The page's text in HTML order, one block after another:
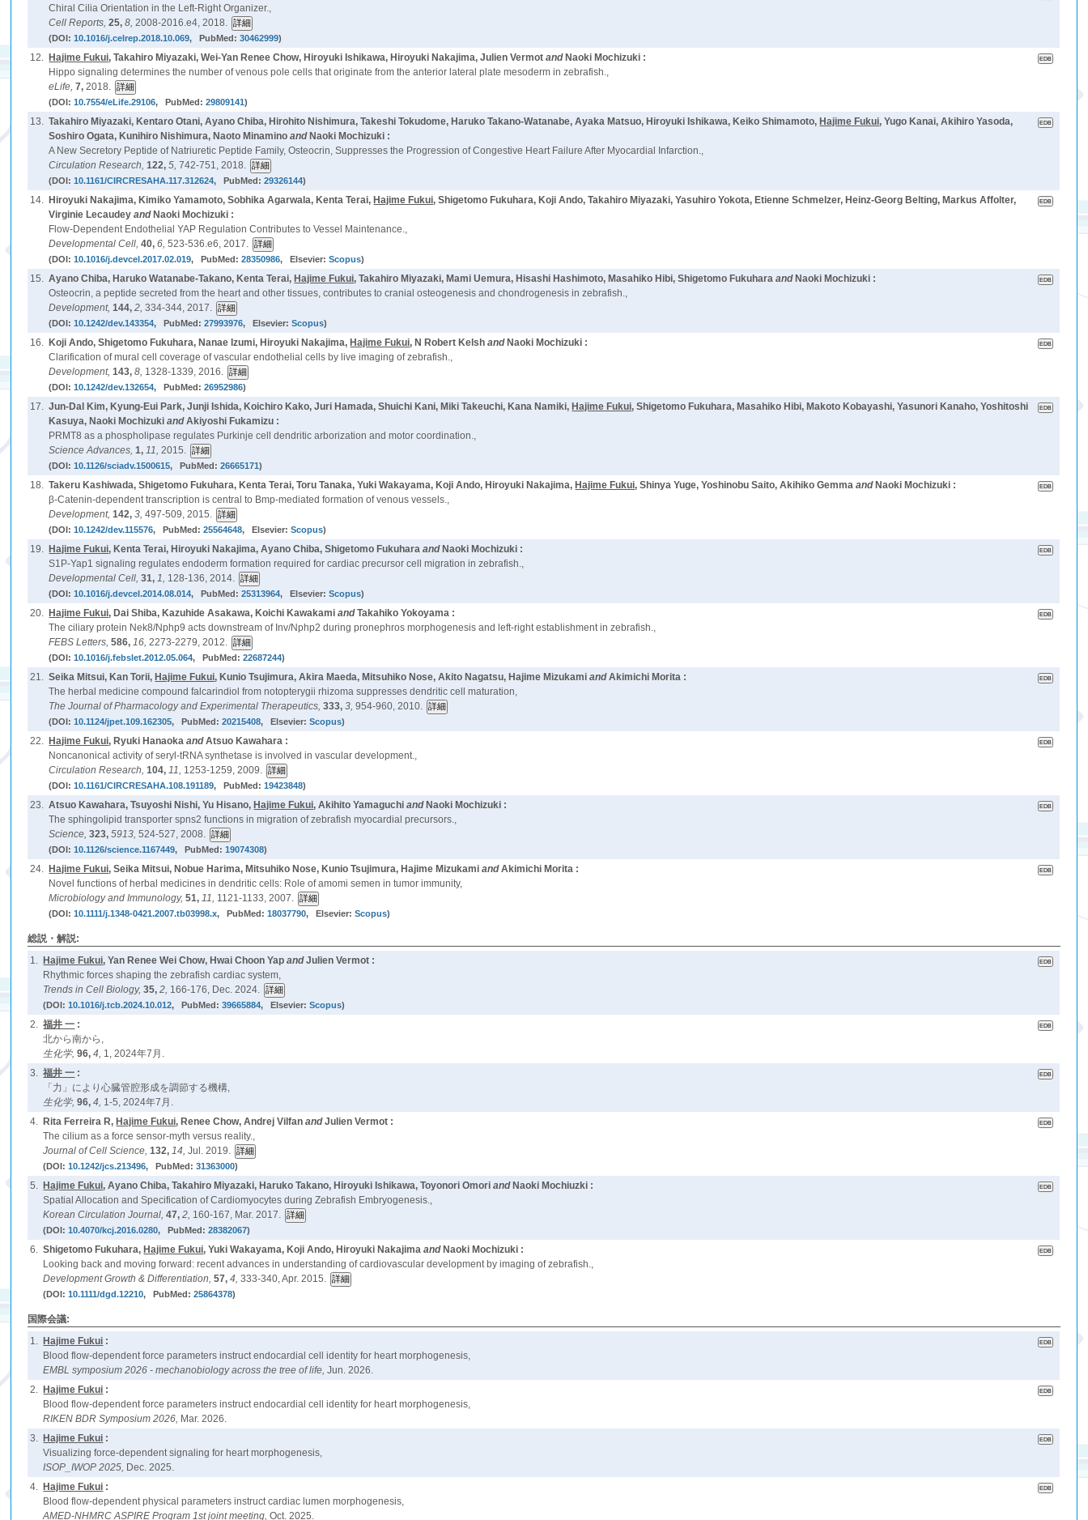
Chiral Cilia Orientation in the Left-Right Organizer.,
Cell Reports,25,8,2008-2016.e4, 2018.
(DOI:10.1016/j.celrep.2018.10.069, PubMed:30462999)
12. Hajime Fukui, Takahiro Miyazaki, Wei-Yan Renee Chow, Hiroyuki Ishikawa, Hiroyuki Nakajima, Julien Vermot and Naoki Mochizuki :
Hippo signaling determines the number of venous pole cells that originate from the anterior lateral plate mesoderm in zebrafish.,
eLife,7,2018.
(DOI:10.7554/eLife.29106, PubMed:29809141)
13. Takahiro Miyazaki, Kentaro Otani, Ayano Chiba, Hirohito Nishimura, Takeshi Tokudome, Haruko Takano-Watanabe, Ayaka Matsuo, Hiroyuki Ishikawa, Keiko Shimamoto, Hajime Fukui, Yugo Kanai, Akihiro Yasoda,
Soshiro Ogata, Kunihiro Nishimura, Naoto Minamino and Naoki Mochizuki :
A New Secretory Peptide of Natriuretic Peptide Family, Osteocrin, Suppresses the Progression of Congestive Heart Failure After Myocardial Infarction.,
Circulation Research,122,5,742-751, 2018.
(DOI:10.1161/CIRCRESAHA.117.312624, PubMed:29326144)
14. Hiroyuki Nakajima, Kimiko Yamamoto, Sobhika Agarwala, Kenta Terai, Hajime Fukui, Shigetomo Fukuhara, Koji Ando, Takahiro Miyazaki, Yasuhiro Yokota, Etienne Schmelzer, Heinz-Georg Belting, Markus Affolter,
Virginie Lecaudey and Naoki Mochizuki :
Flow-Dependent Endothelial YAP Regulation Contributes to Vessel Maintenance.,
Developmental Cell,40,6,523-536.e6, 2017.
(DOI:10.1016/j.devcel.2017.02.019, PubMed:28350986, Elsevier:Scopus)
15. Ayano Chiba, Haruko Watanabe-Takano, Kenta Terai, Hajime Fukui, Takahiro Miyazaki, Mami Uemura, Hisashi Hashimoto, Masahiko Hibi, Shigetomo Fukuhara and Naoki Mochizuki :
Osteocrin, a peptide secreted from the heart and other tissues, contributes to cranial osteogenesis and chondrogenesis in zebrafish.,
Development,144,2,334-344, 2017.
(DOI:10.1242/dev.143354, PubMed:27993976, Elsevier:Scopus)
16. Koji Ando, Shigetomo Fukuhara, Nanae Izumi, Hiroyuki Nakajima, Hajime Fukui, N Robert Kelsh and Naoki Mochizuki :
Clarification of mural cell coverage of vascular endothelial cells by live imaging of zebrafish.,
Development,143,8, 1328-1339, 2016.
(DOI:10.1242/dev.132654, PubMed:26952986)
17. Jun-Dal Kim, Kyung-Eui Park, Junji Ishida, Koichiro Kako, Juri Hamada, Shuichi Kani, Miki Takeuchi, Kana Namiki, Hajime Fukui, Shigetomo Fukuhara, Masahiko Hibi, Makoto Kobayashi, Yasunori Kanaho, Yoshitoshi
Kasuya, Naoki Mochizuki andAkiyoshi Fukamizu :
PRMT8 as a phospholipase regulates Purkinje cell dendritic arborization and motor coordination.,
Science Advances,1,11,2015.
(DOI:10.1126/sciadv.1500615, PubMed:26665171)
18. Takeru Kashiwada, Shigetomo Fukuhara, Kenta Terai, Toru Tanaka, Yuki Wakayama, Koji Ando, Hiroyuki Nakajima, Hajime Fukui, Shinya Yuge, Yoshinobu Saito, Akihiko Gemma and Naoki Mochizuki :
β-Catenin-dependent transcription is central to Bmp-mediated formation of venous vessels.,
Development,142,3,497-509, 2015.
(DOI:10.1242/dev.115576, PubMed:25564648, Elsevier:Scopus)
19. Hajime Fukui, Kenta Terai, Hiroyuki Nakajima, Ayano Chiba, Shigetomo Fukuhara and Naoki Mochizuki :
S1P-Yap1 signaling regulates endoderm formation required for cardiac precursor cell migration in zebrafish.,
Developmental Cell,31,1, 128-136, 2014.
(DOI:10.1016/j.devcel.2014.08.014, PubMed:25313964, Elsevier:Scopus)
20. Hajime Fukui, Dai Shiba, Kazuhide Asakawa, Koichi Kawakami andTakahiko Yokoyama :
The ciliary protein Nek8/Nphp9 acts downstream of Inv/Nphp2 during pronephros morphogenesis and left-right establishment in zebrafish.,
FEBS Letters,586,16,2273-2279, 2012.
(DOI:10.1016/j.febslet.2012.05.064, PubMed:22687244)
21. Seika Mitsui, Kan Torii, Hajime Fukui, Kunio Tsujimura, Akira Maeda, Mitsuhiko Nose, Akito Nagatsu, Hajime Mizukami andAkimichi Morita :
The herbal medicine compound falcarindiol from notopterygii rhizoma suppresses dendritic cell maturation,
The Journal of Pharmacology and Experimental Therapeutics,333,3,954-960, 2010.
(DOI:10.1124/jpet.109.162305, PubMed:20215408, Elsevier:Scopus)
22. Hajime Fukui, Ryuki Hanaoka andAtsuo Kawahara :
Noncanonical activity of seryl-tRNA synthetase is involved in vascular development.,
Circulation Research,104,11, 1253-1259, 2009.
(DOI:10.1161/CIRCRESAHA.108.191189, PubMed:19423848)
23. Atsuo Kawahara, Tsuyoshi Nishi, Yu Hisano, Hajime Fukui, Akihito Yamaguchi and Naoki Mochizuki :
The sphingolipid transporter spns2 functions in migration of zebrafish myocardial precursors.,
Science,323,5913,524-527, 2008.
(DOI:10.1126/science.1167449, PubMed:19074308)
24. Hajime Fukui, Seika Mitsui, Nobue Harima, Mitsuhiko Nose, Kunio Tsujimura, Hajime Mizukami andAkimichi Morita :
Novel functions of herbal medicines in dendritic cells: Role of amomi semen in tumor immunity,
Microbiology and Immunology,51,11, 1121-1133, 2007.
(DOI:10.1111/j.1348-0421.2007.tb03998.x, PubMed:18037790, Elsevier:Scopus)
総説・解説:
1. Hajime Fukui, Yan Renee Wei Chow, Hwai Choon Yap andJulien Vermot :
Rhythmic forces shaping the zebrafish cardiac system,
Trends in Cell Biology,35,2, 166-176, Dec. 2024.
(DOI:10.1016/j.tcb.2024.10.012, PubMed:39665884, Elsevier:Scopus)
2. 福井 一 :
北から南から,
生化学,96,4, 1, 2024年7月.
3. 福井 一 :
「力」により心臓管腔形成を調節する機構,
生化学,96,4, 1-5, 2024年7月.
4. Rita Ferreira R, Hajime Fukui, Renee Chow, Andrej Vilfan andJulien Vermot :
The cilium as a force sensor-myth versus reality.,
Journal of Cell Science,132,14,Jul. 2019.
(DOI:10.1242/jcs.213496, PubMed:31363000)
5. Hajime Fukui, Ayano Chiba, Takahiro Miyazaki, Haruko Takano, Hiroyuki Ishikawa, Toyonori Omori and Naoki Mochiuzki :
Spatial Allocation and Specification of Cardiomyocytes during Zebrafish Embryogenesis.,
Korean Circulation Journal,47,2, 160-167, Mar. 2017.
(DOI:10.4070/kcj.2016.0280, PubMed:28382067)
6. Shigetomo Fukuhara, Hajime Fukui, Yuki Wakayama, Koji Ando, Hiroyuki Nakajima and Naoki Mochizuki :
Looking back and moving forward: recent advances in understanding of cardiovascular development by imaging of zebrafish.,
Development Growth & Differentiation,57,4,333-340, Apr. 2015.
(DOI:10.1111/dgd.12210, PubMed:25864378)
国際会議:
1. Hajime Fukui :
Blood flow-dependent force parameters instruct endocardial cell identity for heart morphogenesis,
EMBL symposium 2026 - mechanobiology across the tree of life,Jun. 2026.
2. Hajime Fukui :
Blood flow-dependent force parameters instruct endocardial cell identity for heart morphogenesis,
RIKEN BDR Symposium 2026, Mar. 2026.
3. Hajime Fukui :
Visualizing force-dependent signaling for heart morphogenesis,
ISOP_IWOP 2025, Dec. 2025.
4. Hajime Fukui :
Blood flow-dependent physical parameters instruct cardiac lumen morphogenesis,
AMED-NHMRC ASPIRE Program 1st joint meeting,Oct. 2025.